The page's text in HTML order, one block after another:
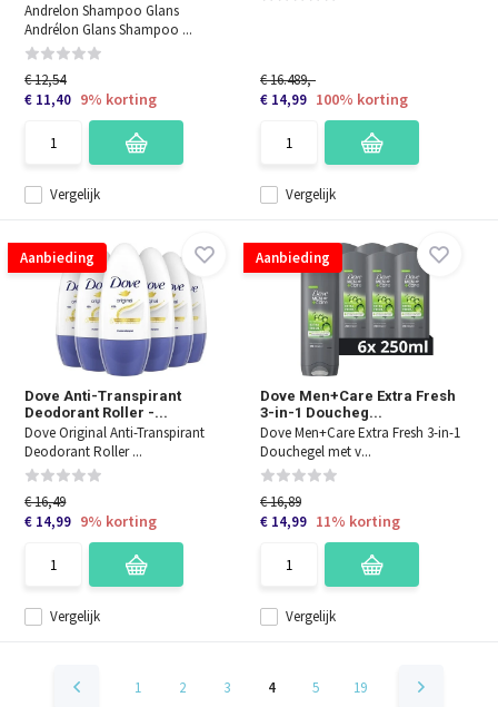
Andrelon Shampoo Glans
Andrélon Glans Shampoo ...
Vergelijk
€ 12,54
€ 11,40 9% korting
Vergelijk
€ 16.489,-
€ 14,99 100% korting
Aanbieding
Dove Anti-Transpirant
Deodorant Roller -...
Dove Original Anti-Transpirant
Deodorant Roller ...
Vergelijk
€ 16,49
€ 14,99 9% korting
Aanbieding
Dove Men+Care Extra Fresh
3-in-1 Doucheg...
Dove Men+Care Extra Fresh 3-in-1
Douchegel met v...
Vergelijk
€ 16,89
€ 14,99 11% korting
1 2 3 4 5 19